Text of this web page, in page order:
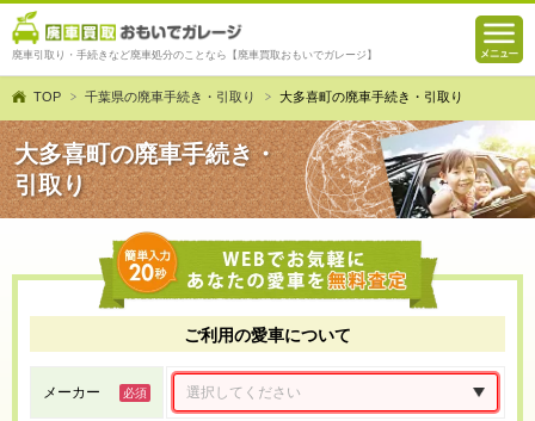
廃車引取り・手続きなど廃車処分のことなら【廃車買取おもいでガレージ】
TOP 千葉県の廃車手続き・引取り 大多喜町の廃車手続き・引取り
大多喜町の廃車手続き・
引取り
ご利用の愛車について
メーカー